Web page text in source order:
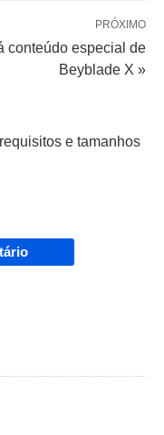
PRÓXIMO
conteúdo especial de
Beyblade X »
e tamanhos